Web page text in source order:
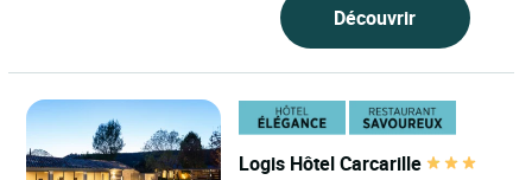
Découvrir
Logis Hôtel Carcarille